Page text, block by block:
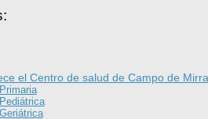
el Centro de salud de Campo de